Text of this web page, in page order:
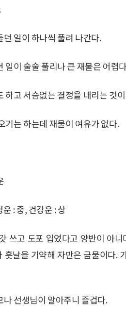
일이 하나씩 풀려 나간다.
일이 술술 풀리나 큰 재물은 어렵
하고 서슴없는 결정을 내리는 것
기는 하는데 재물이 여유가 없다.
: 중, 건강운 : 상
쓰고 도포 입었다고 양반이 아
훗날을 기약해 자만은 금물이다.
선생님이 알아주니 즐겁다.